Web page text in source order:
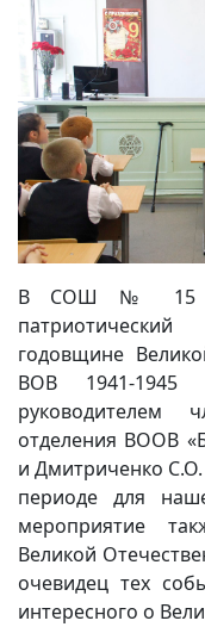
В СОШ № 15 г.
годовщине
ВОВ 1941-1945
руководителем
отделения ВООВ
и Дмитриченко
периоде для
мероприятие
Великой
очевидец тех
интересного о